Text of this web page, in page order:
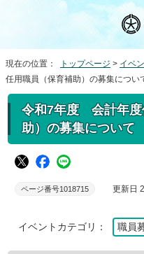
現在の位置： トップページ > イベ
任用職員（保育補助）の募集につい
令和7年度 会計年度
助）の募集について
ページ番号1018715 更新日
イベントカテゴリ： 職員